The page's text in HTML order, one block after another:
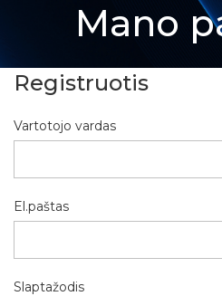
Mano
Registruotis
Vartotojo vardas
El.paštas
Slaptažodis